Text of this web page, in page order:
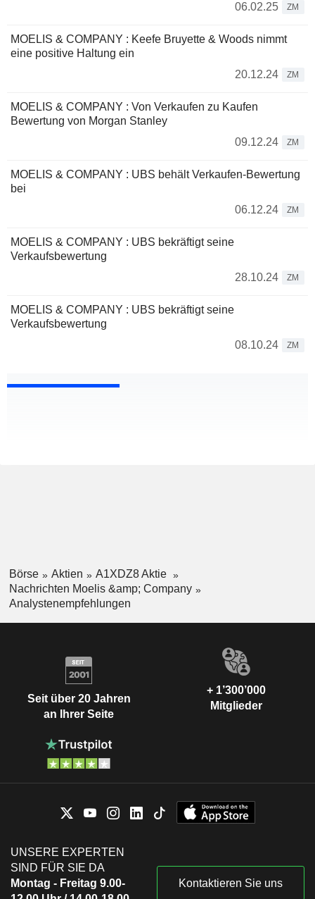
06.02.25
ZM
MOELIS & COMPANY : Keefe Bruyette & Woods nimmt
eine positive Haltung ein
20.12.24
ZM
MOELIS & COMPANY : Von Verkaufen zu Kaufen
Bewertung von Morgan Stanley
09.12.24
ZM
MOELIS & COMPANY : UBS behält Verkaufen-Bewertung
bei
06.12.24
ZM
MOELIS & COMPANY : UBS bekräftigt seine
Verkaufsbewertung
28.10.24
ZM
MOELIS & COMPANY : UBS bekräftigt seine
Verkaufsbewertung
08.10.24
ZM
Börse Aktien
A1XDZ8 Aktie
Nachrichten Moelis &amp; Company
Analystenempfehlungen
Seit über 20 Jahren
an Ihrer Seite
+ 1’300’000
Mitglieder
UNSERE EXPERTEN
SIND FÜR SIE DA
Montag - Freitag 9.00-
Kontaktieren Sie uns